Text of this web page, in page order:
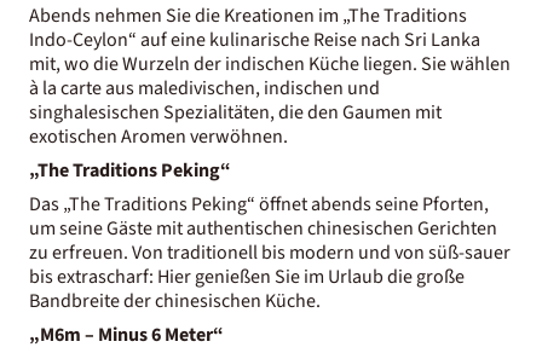
Abends nehmen Sie die Kreationen im „The Traditions
Indo-Ceylon“ auf eine kulinarische Reise nach Sri Lanka
mit, wo die Wurzeln der indischen Küche liegen. Sie wählen
à la carte aus maledivischen, indischen und
singhalesischen Spezialitäten, die den Gaumen mit
exotischen Aromen verwöhnen.
„The Traditions Peking“
Das „The Traditions Peking“ öffnet abends seine Pforten,
um seine Gäste mit authentischen chinesischen Gerichten
zu erfreuen. Von traditionell bis modern und von süß-sauer
bis extrascharf: Hier genießen Sie im Urlaub die große
Bandbreite der chinesischen Küche.
„M6m – Minus 6 Meter“